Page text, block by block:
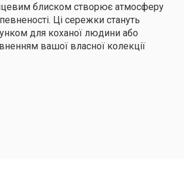
блиском створює атмосферу
Ці сережки стануть
для коханої людини або
вашої власної колекції